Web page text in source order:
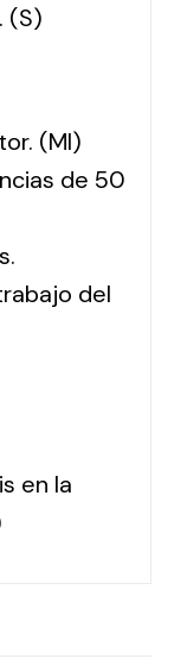
(S)
(MI)
de 50
del
en la